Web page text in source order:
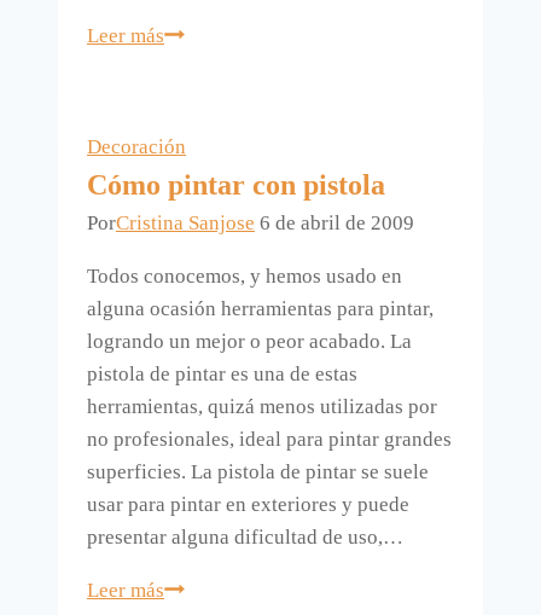
Leer másDecora
Decoración
Cómo pintar con pistola
PorCristina Sanjose 6 de abril de 2009
Todos conocemos, y hemos usado en
alguna ocasión herramientas para pintar,
logrando un mejor o peor acabado. La
pistola de pintar es una de estas
herramientas, quizá menos utilizadas por
no profesionales, ideal para pintar grandes
superficies. La pistola de pintar se suele
usar para pintar en exteriores y puede
presentar alguna dificultad de uso,…
Leer másCómo